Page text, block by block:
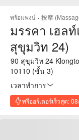
พร้อมพงษ์ · 按摩
มรรคา เฮล
สุขุมวิท 24)
90 สุขุมวิท 24
10110 (ชั้น 3)
เวลาทำการ
พรีออร์เดอร์เร็วสุด: